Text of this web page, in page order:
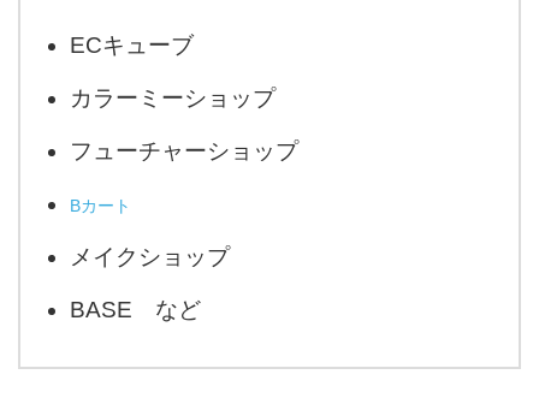
ECキューブ
カラーミーショップ
フューチャーショップ
Bカート
メイクショップ
BASE など